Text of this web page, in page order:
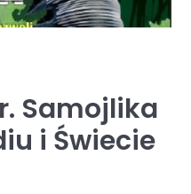
Samojlika
i Świecie